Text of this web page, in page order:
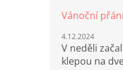
Vánoční
4.12.2024
V neděli
klepou na